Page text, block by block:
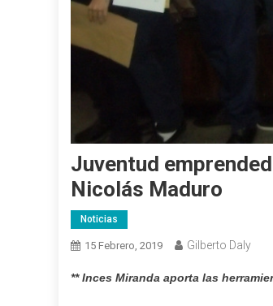
Juventud
Nicolás Maduro
Noticias
15 Febrero, 2019 Gilberto Daly
** Inces Miranda aporta las